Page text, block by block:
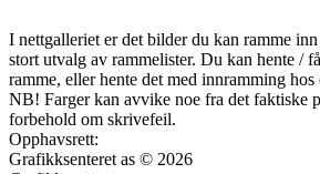
I nettgalleriet er det bilder du kan ramme
stort utvalg av rammelister. Du kan hente /
ramme, eller hente det med innramming hos
NB! Farger kan avvike noe fra det faktiske
forbehold om skrivefeil.
Opphavsrett:
Grafikksenteret as © 2026